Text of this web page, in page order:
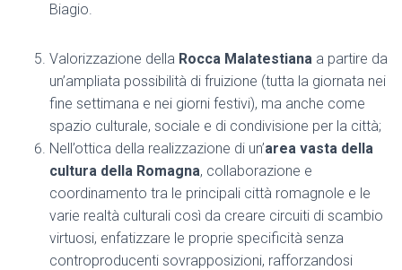
Biagio.
Valorizzazione della Rocca Malatestiana a partire da
un’ampliata possibilità di fruizione (tutta la giornata nei
fine settimana e nei giorni festivi), ma anche come
spazio culturale, sociale e di condivisione per la città;
Nell’ottica della realizzazione di un’area vasta della
cultura della Romagna, collaborazione e
coordinamento tra le principali città romagnole e le
varie realtà culturali così da creare circuiti di scambio
virtuosi, enfatizzare le proprie specificità senza
controproducenti sovrapposizioni, rafforzandosi